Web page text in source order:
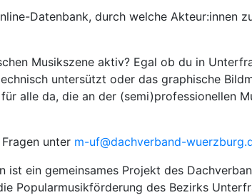
Datenbank, durch welche Akteur:innen
Musikszene aktiv? Egal ob du in
untersützt oder das graphische
alle da, die an der (semi)professionellen
unter m-uf@dachverband-
ist ein gemeinsames Projekt des
Popularmusikförderung des Bezirks